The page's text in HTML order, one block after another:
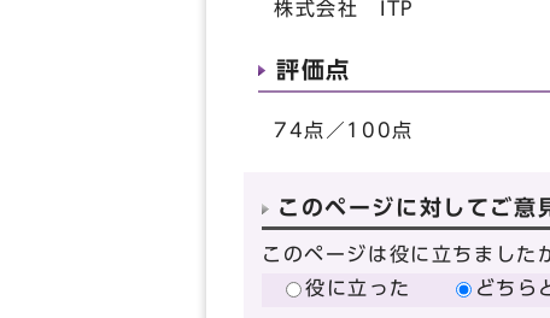
株式会社 ITP
評価点
74点／100点
このページに対してご意
このページは役に立ちました
役に立った
どちら